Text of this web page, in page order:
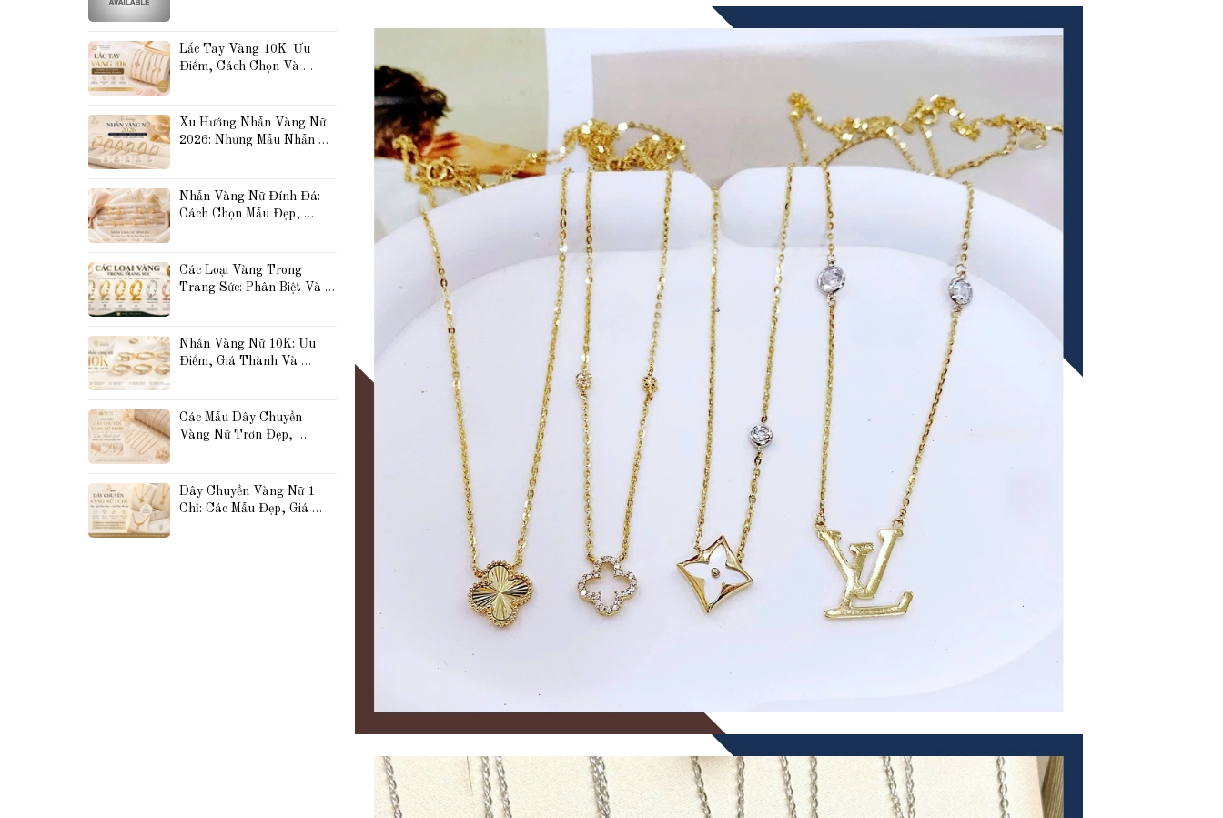
Lắc Tay Vàng 10K: Ưu
Điểm, Cách Chọn Và
Xu Hướng Nhẫn Vàng Nữ
2026: Những Mẫu Nhẫn
Nhẫn Vàng Nữ Đính Đá:
Cách Chọn Mẫu Đẹp,
Các Loại Vàng Trong
Trang Sức: Phân Biệt Và
Và Vàng Hồng
Nhẫn Vàng Nữ 10K: Ưu
Điểm, Giá Thành Và
Các Mẫu Dây Chuyền
Vàng Nữ Trơn Đẹp,
Nay
Dây Chuyền Vàng Nữ 1
Chỉ: Các Mẫu Đẹp, Giá